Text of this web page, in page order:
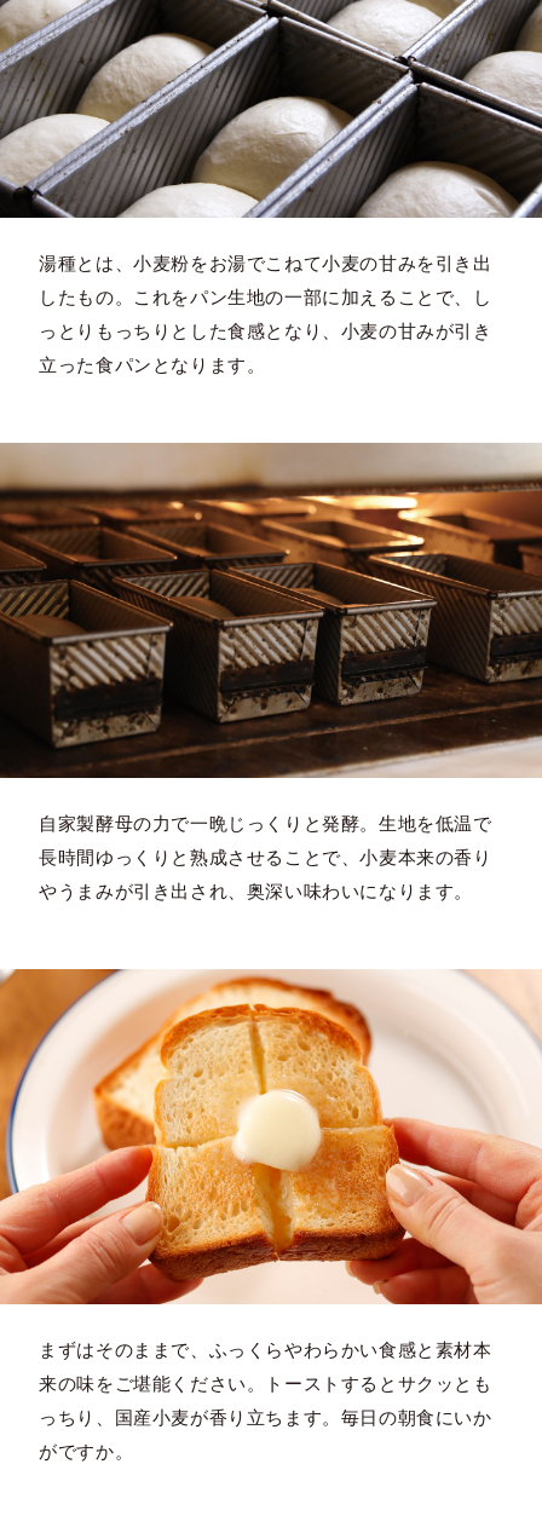
湯種とは、小麦粉をお湯でこねて小麦の甘みを引き出
したもの。これをパン生地の一部に加えることで、し
っとりもっちりとした食感となり、小麦の甘みが引き
立った食パンとなります。
自家製酵母の力で一晩じっくりと発酵。生地を低温で
長時間ゆっくりと熟成させることで、小麦本来の香り
やうまみが引き出され、奥深い味わいになります。
まずはそのままで、ふっくらやわらかい食感と素材本
来の味をご堪能ください。トーストするとサクッとも
っちり、国産小麦が香り立ちます。毎日の朝食にいか
がですか。